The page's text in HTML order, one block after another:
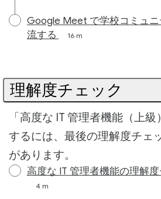
Google Meet で学校コミュ
流する
16 m
理解度チェック
「高度な IT 管理者機能（上
するには、最後の理解度チェ
があります。
高度な IT 管理者機能の理解度
4 m